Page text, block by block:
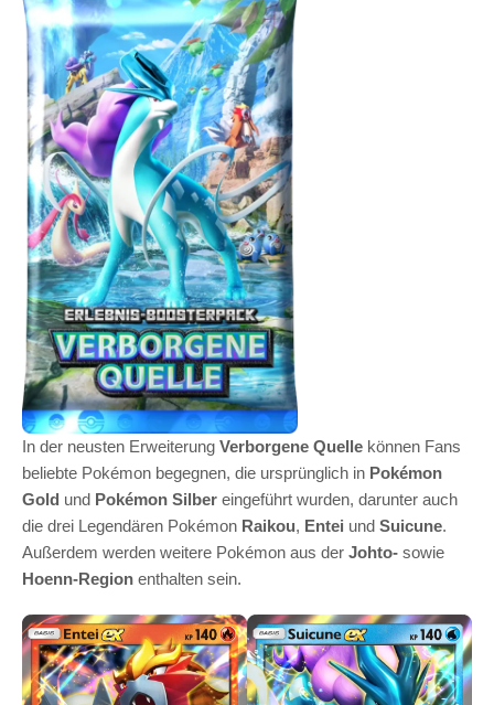
In der neusten Erweiterung Verborgene Quelle können Fans
beliebte Pokémon begegnen, die ursprünglich in Pokémon
Gold und Pokémon Silber eingeführt wurden, darunter auch
die drei Legendären Pokémon Raikou, Entei und Suicune.
Außerdem werden weitere Pokémon aus der Johto- sowie
Hoenn-Region enthalten sein.